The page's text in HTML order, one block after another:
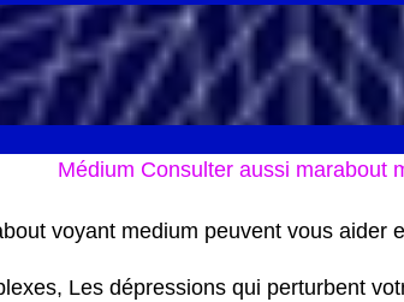
Médium Consulter aussi marabout
voyant medium peuvent vous aider
Les dépressions qui perturbent